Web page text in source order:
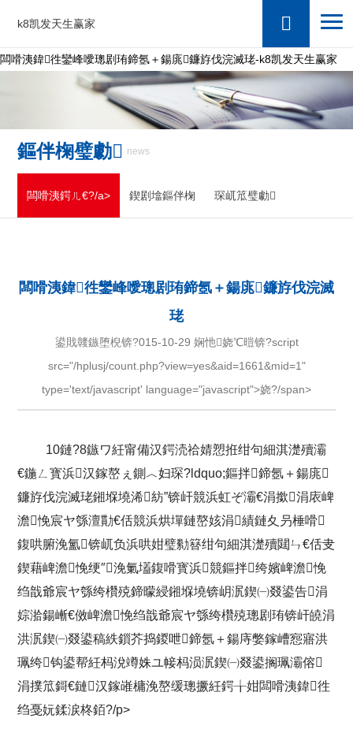
闆嗗洟鍏徃鑾峰噯璁剧珛鍗氬＋鍚庣鐮斿伐浣滅珯-k8凯发天生赢家
k8凯发天生赢家
鏂伴椈璧勮 news
闆嗗洟鍔ㄦ€?/a> 鍥剧墖鏂伴椈 琛屼笟璧勮
闆嗗洟鍏徃鑾峰噯璁剧珛鍗氬＋鍚庣鐮斿伐浣滅
珯
鍙戝竷鏃堕棿锛?015-10-29 娴忚娆℃暟锛?script
src="/hplusj/count.php?view=yes&aid=1661&mid=1"
type='text/javascript' language="javascript">娆?/span>
10鏈?8鏃ワ紝甯備汉鍔涜祫婧愬拰绀句細淇濋殰灞
€鍦ㄥ寳浜汉鎵嶅ぇ鍘︿妇琛?ldquo;鏂拌鍗氬＋鍚庣
鐮斿伐浣滅珯鎺堢墝浠紡”锛屽競浜虹ぞ灞€涓撳涓庡崥
澹悗宸ヤ綔澶勩€佸競浜烘墠鏈嶅姟涓績鏈夊叧棰嗗
鍑哄腑浼氳锛屼负浜哄姏璧勬簮绀句細淇濋殰閮ㄣ€佸叏
鍥藉崥澹悗绠″浼氭壒鍑嗗寳浜競鏂拌绔嬪崥澹悗
绉戠爺宸ヤ綔绔欑殑鍗曚綅鎺堢墝锛岄泦鍥㈠叕鍙告涓
婃湁鍚嶃€傚崥澹悗绉戠爺宸ヤ綔绔欑殑璁剧珛锛屽皢涓
洪泦鍥㈠叕鍙稿紩鎻芥捣鍐呭鍗氬＋鍚庤嫳鎵嶆惌寤洪
珮绔钩鍙帮紝杩涗竴姝ユ帹杩涢泦鍥㈠叕鍙搁珮灞傛
涓撲笟鎶€鏈汉鎵嶉槦浼嶅缓璁撅紝鍔╁姏闆嗗洟鍏徃
绉戞妧鍒涙柊銆?/p>